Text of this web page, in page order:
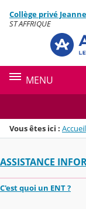
Menu de la
Contenu
Collège privé
ST AFFRIQUE
MENU
Vous êtes ici : Accueil
ASSISTANCE
C'est quoi un ENT ?